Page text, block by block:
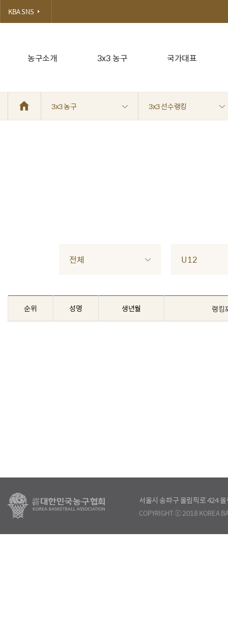
농구소개 3x3 농구 국가대표
KBA SNS
3x3 농구 3x3 선수랭킹
전체 U12
순위 성명 생년월 랭킹
서울시 송파구 올림픽로 424
COPYRIGHT ⓒ 2018 KOREA